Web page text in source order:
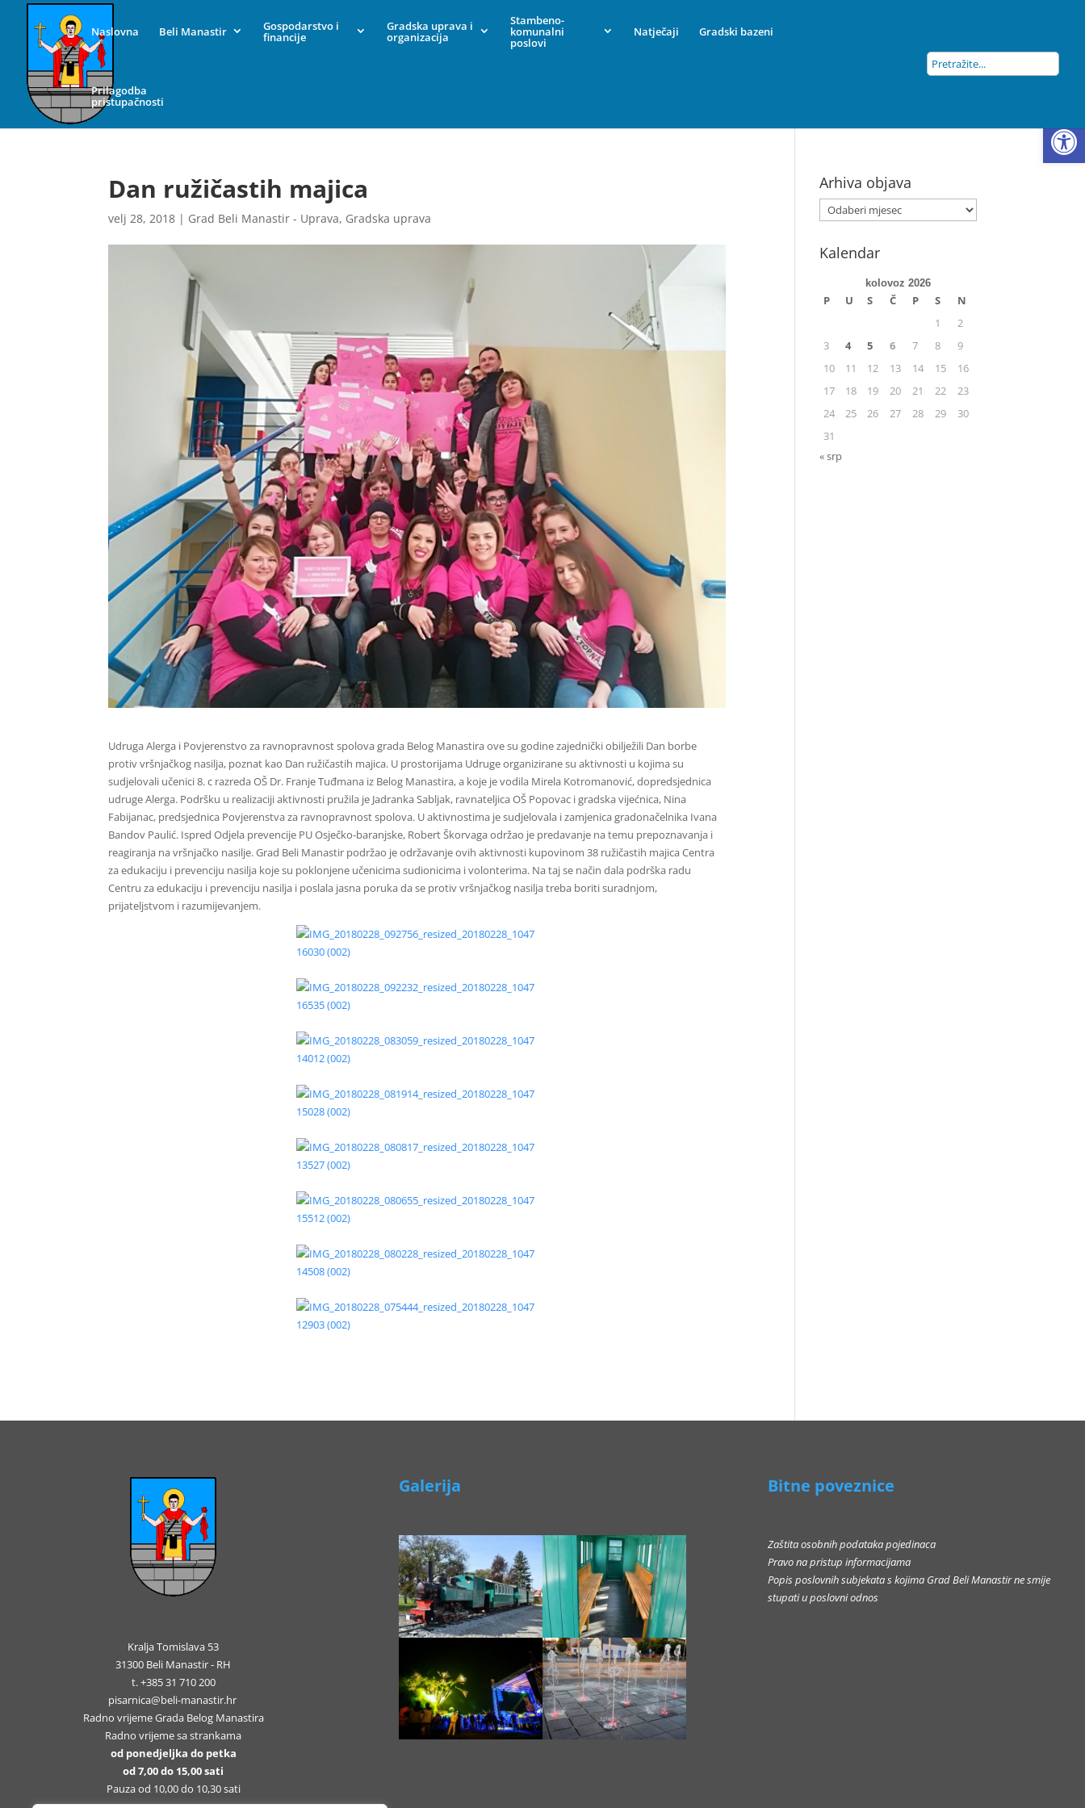
Naslovna Beli Manastir Gospodarstvo i
financije
Gradska uprava i
organizacija
Stambeno-
komunalni
poslovi
Natječaji Gradski bazeni
Prilagodba
pristupačnosti
Dan ružičastih majica
velj 28, 2018 | Grad Beli Manastir - Uprava, Gradska uprava
Udruga Alerga i Povjerenstvo za ravnopravnost spolova grada Belog Manastira ove su godine zajednički obilježili Dan borbe
protiv vršnjačkog nasilja, poznat kao Dan ružičastih majica. U prostorijama Udruge organizirane su aktivnosti u kojima su
sudjelovali učenici 8. c razreda OŠ Dr. Franje Tuđmana iz Belog Manastira, a koje je vodila Mirela Kotromanović, dopredsjednica
udruge Alerga. Podršku u realizaciji aktivnosti pružila je Jadranka Sabljak, ravnateljica OŠ Popovac i gradska vijećnica, Nina
Fabijanac, predsjednica Povjerenstva za ravnopravnost spolova. U aktivnostima je sudjelovala i zamjenica gradonačelnika Ivana
Bandov Paulić. Ispred Odjela prevencije PU Osječko-baranjske, Robert Škorvaga održao je predavanje na temu prepoznavanja i
reagiranja na vršnjačko nasilje. Grad Beli Manastir podržao je održavanje ovih aktivnosti kupovinom 38 ružičastih majica Centra
za edukaciju i prevenciju nasilja koje su poklonjene učenicima sudionicima i volonterima. Na taj se način dala podrška radu
Centru za edukaciju i prevenciju nasilja i poslala jasna poruka da se protiv vršnjačkog nasilja treba boriti suradnjom,
prijateljstvom i razumijevanjem.
Arhiva objava
Kalendar
kolovoz 2026
P U S Č P S
N
1
2
3
4 5 6 7 8
9
10
11 12 13 14 15
16
17
18 19 20 21 22
23
24
25 26 27 28 29
30
31
« srp
Kralja Tomislava 53
31300 Beli Manastir - RH
t. +385 31 710 200
pisarnica@beli-manastir.hr
Radno vrijeme Grada Belog Manastira
Radno vrijeme sa strankama
od ponedjeljka do petka
od 7,00 do 15,00 sati
Pauza od 10,00 do 10,30 sati
Galerija Bitne poveznice
Zaštita osobnih podataka pojedinaca
Pravo na pristup informacijama
Popis poslovnih subjekata s kojima Grad Beli Manastir ne smije
stupati u poslovni odnos